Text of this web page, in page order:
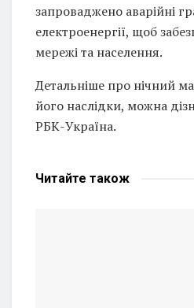
запроваджено аварійні
електроенергії, щоб
мережі та населення.
Детальніше про нічний
його наслідки, можна
РБК-Україна.
Читайте також